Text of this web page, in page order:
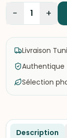
− 1 +
Livraison
Authentique
Sélection
Description